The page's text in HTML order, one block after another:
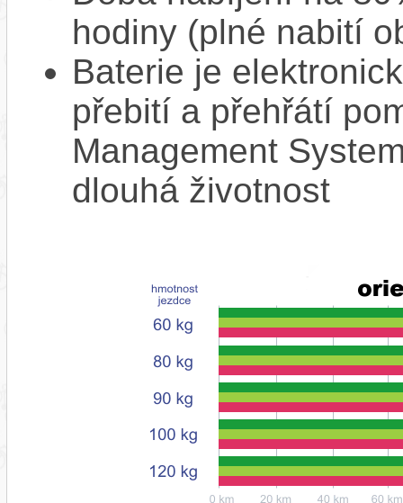
hodiny (plné nabití
Baterie je
přebití a přehřátí
Management
dlouhá životnost